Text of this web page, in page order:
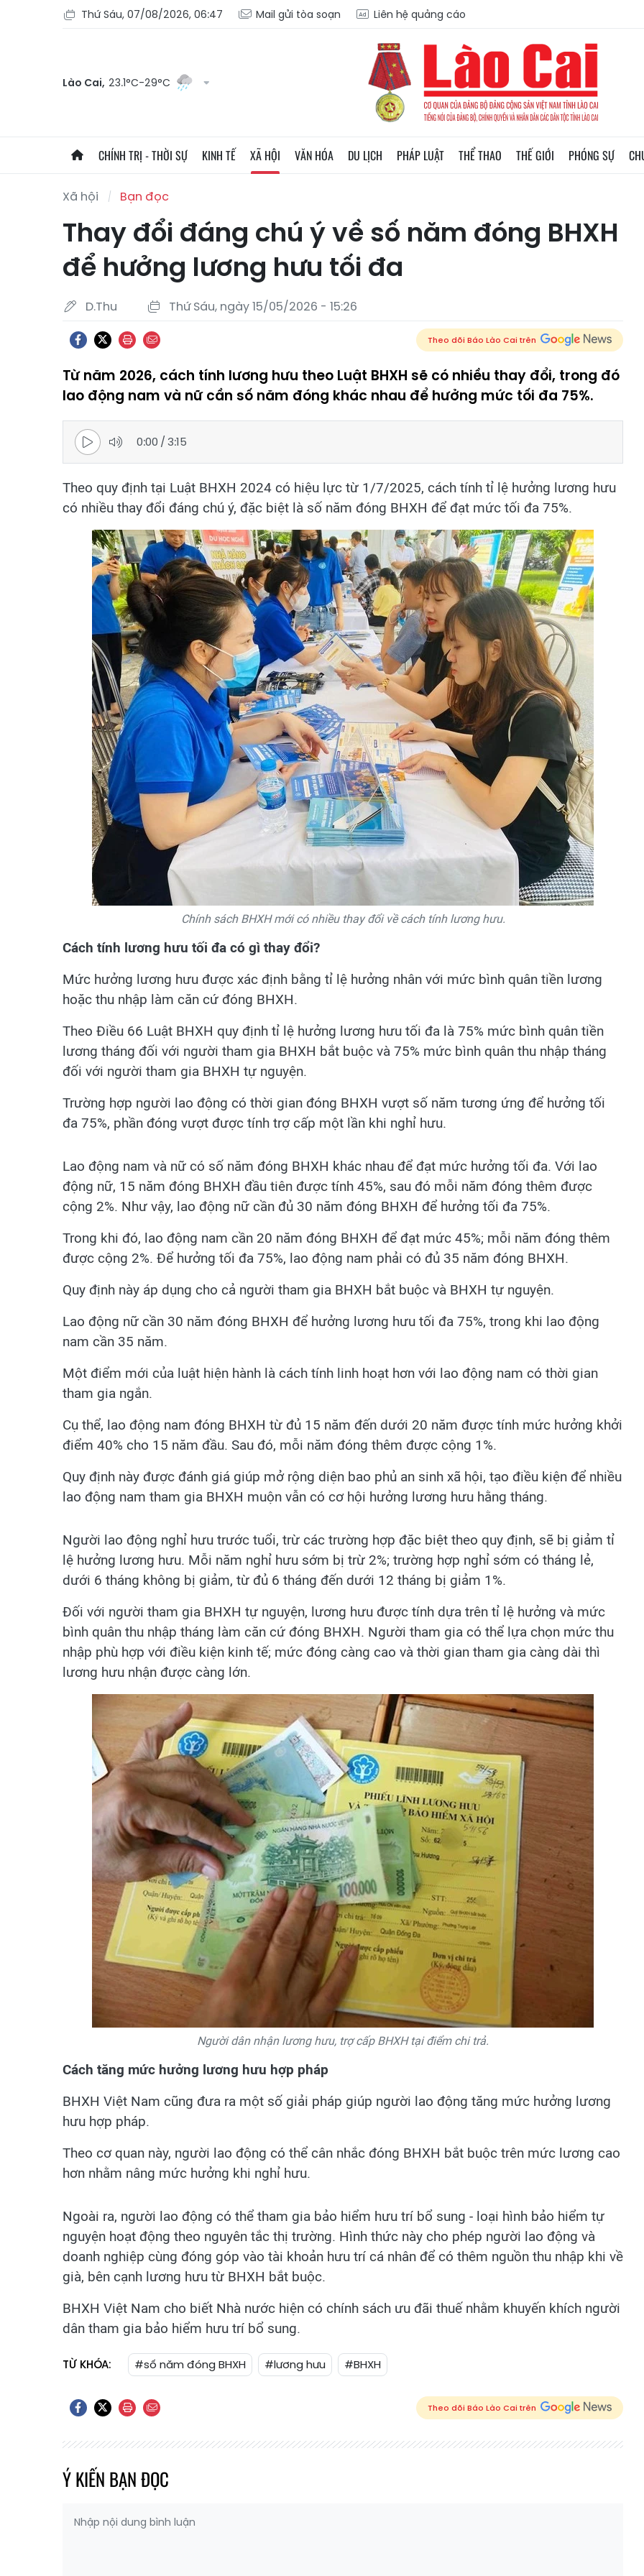
Thứ Sáu, 07/08/2026, 06:47 Mail gửi tòa soạn Liên hệ quảng cáo
Lào Cai, 23.1°C-29°C
CHÍNH TRỊ - THỜI SỰ KINH TẾ XÃ HỘI VĂN HÓA DU LỊCH PHÁP LUẬT THỂ THAO THẾ GIỚI PHÓNG SỰ
Xã hội Bạn đọc
Thay đổi đáng chú ý về số năm đóng BHXH
để hưởng lương hưu tối đa
D.Thu Thứ Sáu, ngày 15/05/2026 - 15:26
Theo dõi Báo Lào Cai trên
Từ năm 2026, cách tính lương hưu theo Luật BHXH sẽ có nhiều thay đổi, trong đó
lao động nam và nữ cần số năm đóng khác nhau để hưởng mức tối đa 75%.
0:00 /3:15
Theo quy định tại Luật BHXH 2024 có hiệu lực từ 1/7/2025, cách tính tỉ lệ hưởng lương hưu
có nhiều thay đổi đáng chú ý, đặc biệt là số năm đóng BHXH để đạt mức tối đa 75%.
Chính sách BHXH mới có nhiều thay đổi về cách tính lương hưu.
Cách tính lương hưu tối đa có gì thay đổi?
Mức hưởng lương hưu được xác định bằng tỉ lệ hưởng nhân với mức bình quân tiền lương
hoặc thu nhập làm căn cứ đóng BHXH.
Theo Điều 66 Luật BHXH quy định tỉ lệ hưởng lương hưu tối đa là 75% mức bình quân tiền
lương tháng đối với người tham gia BHXH bắt buộc và 75% mức bình quân thu nhập tháng
đối với người tham gia BHXH tự nguyện.
Trường hợp người lao động có thời gian đóng BHXH vượt số năm tương ứng để hưởng tối
đa 75%, phần đóng vượt được tính trợ cấp một lần khi nghỉ hưu.
Lao động nam và nữ có số năm đóng BHXH khác nhau để đạt mức hưởng tối đa. Với lao
động nữ, 15 năm đóng BHXH đầu tiên được tính 45%, sau đó mỗi năm đóng thêm được
cộng 2%. Như vậy, lao động nữ cần đủ 30 năm đóng BHXH để hưởng tối đa 75%.
Trong khi đó, lao động nam cần 20 năm đóng BHXH để đạt mức 45%; mỗi năm đóng thêm
được cộng 2%. Để hưởng tối đa 75%, lao động nam phải có đủ 35 năm đóng BHXH.
Quy định này áp dụng cho cả người tham gia BHXH bắt buộc và BHXH tự nguyện.
Lao động nữ cần 30 năm đóng BHXH để hưởng lương hưu tối đa 75%, trong khi lao động
nam cần 35 năm.
Một điểm mới của luật hiện hành là cách tính linh hoạt hơn với lao động nam có thời gian
tham gia ngắn.
Cụ thể, lao động nam đóng BHXH từ đủ 15 năm đến dưới 20 năm được tính mức hưởng khởi
điểm 40% cho 15 năm đầu. Sau đó, mỗi năm đóng thêm được cộng 1%.
Quy định này được đánh giá giúp mở rộng diện bao phủ an sinh xã hội, tạo điều kiện để nhiều
lao động nam tham gia BHXH muộn vẫn có cơ hội hưởng lương hưu hằng tháng.
Người lao động nghỉ hưu trước tuổi, trừ các trường hợp đặc biệt theo quy định, sẽ bị giảm tỉ
lệ hưởng lương hưu. Mỗi năm nghỉ hưu sớm bị trừ 2%; trường hợp nghỉ sớm có tháng lẻ,
dưới 6 tháng không bị giảm, từ đủ 6 tháng đến dưới 12 tháng bị giảm 1%.
Đối với người tham gia BHXH tự nguyện, lương hưu được tính dựa trên tỉ lệ hưởng và mức
bình quân thu nhập tháng làm căn cứ đóng BHXH. Người tham gia có thể lựa chọn mức thu
nhập phù hợp với điều kiện kinh tế; mức đóng càng cao và thời gian tham gia càng dài thì
lương hưu nhận được càng lớn.
Người dân nhận lương hưu, trợ cấp BHXH tại điểm chi trả.
Cách tăng mức hưởng lương hưu hợp pháp
BHXH Việt Nam cũng đưa ra một số giải pháp giúp người lao động tăng mức hưởng lương
hưu hợp pháp.
Theo cơ quan này, người lao động có thể cân nhắc đóng BHXH bắt buộc trên mức lương cao
hơn nhằm nâng mức hưởng khi nghỉ hưu.
Ngoài ra, người lao động có thể tham gia bảo hiểm hưu trí bổ sung - loại hình bảo hiểm tự
nguyện hoạt động theo nguyên tắc thị trường. Hình thức này cho phép người lao động và
doanh nghiệp cùng đóng góp vào tài khoản hưu trí cá nhân để có thêm nguồn thu nhập khi về
già, bên cạnh lương hưu từ BHXH bắt buộc.
BHXH Việt Nam cho biết Nhà nước hiện có chính sách ưu đãi thuế nhằm khuyến khích người
dân tham gia bảo hiểm hưu trí bổ sung.
TỪ KHÓA: #số năm đóng BHXH #lương hưu #BHXH
Theo dõi Báo Lào Cai trên
Ý KIẾN BẠN ĐỌC